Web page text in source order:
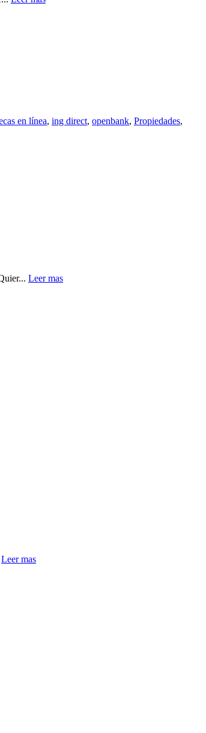
en línea, ing direct, openbank, Propiedades,
Leer mas
Leer mas